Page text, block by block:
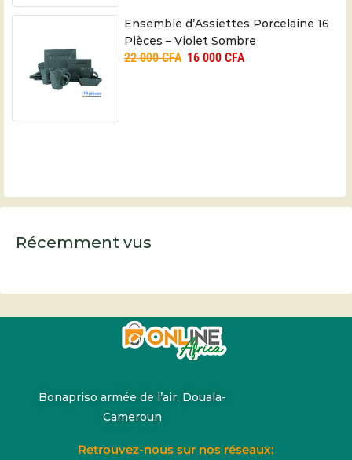
Ensemble d’Assiettes Porcelaine 16
Pièces – Violet Sombre
22 000CFA 16 000 CFA
Récemment vus
Bonapriso armée de l’air, Douala-
Cameroun
Retrouvez-nous sur nos réseaux: